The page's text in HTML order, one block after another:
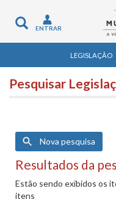
Toggle
navigation
ENTRAR
LEGISLAÇÃO
Pesquisar
Nova pesquisa
Resultados da
Estão sendo exibidos os
itens